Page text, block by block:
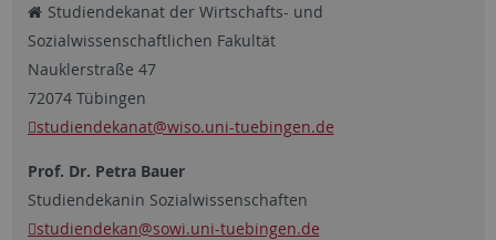
Studiendekanat der Wirtschafts- und
Sozialwissenschaftlichen Fakultät
Nauklerstraße 47
72074 Tübingen
studiendekanat@wiso.uni-tuebingen.de
Prof. Dr. Petra Bauer
Studiendekanin Sozialwissenschaften
studiendekan@sowi.uni-tuebingen.de